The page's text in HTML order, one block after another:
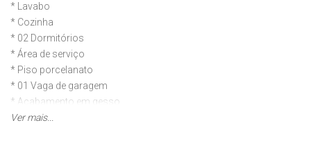
* ⁠Lavabo
* Cozinha
* ⁠02 Dormitórios
* Área de serviço⁠
* ⁠Piso porcelanato
* ⁠01 Vaga de garagem
* ⁠Acabamento em gesso
* ⁠Sacada com churrasqueira
Ver mais...